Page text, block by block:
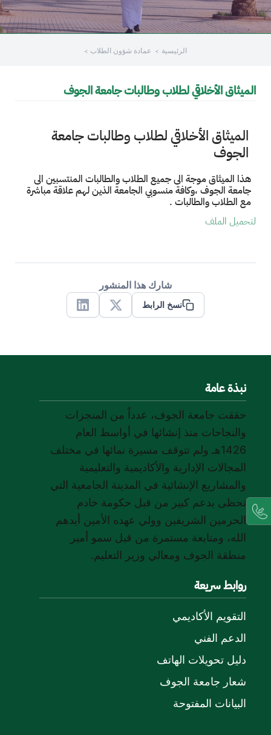
+
/".
screen
interact
with
الرئيسية عمادة شؤون الطلاب
الميثاق الأخلاقي لطلاب وطالبات جامعة الجوف
الميثاق الأخلاقي لطلاب وطالبات جامعة
الجوف
هذا الميثاق موجة الى جميع الطلاب والطالبات المنتسبين الى
جامعة الجوف ،وكافة منسوبي الجامعة الذين لهم علاقة مباشرة
مع الطلاب والطالبات .
لتحميل الملف
شارك هذا المنشور
نسخ الرابط
X
Linkedin
نبذة عامة
حققت جامعة الجوف، عدداً من المنجزات
والنجاحات منذ إنشائها في أواسط العام
1426هـ ولم تتوقف مسيرة نمائها في مختلف
المجالات الإدارية والأكاديمية والتعليمية
والمشاريع الإنشائية في المدينة الجامعية التي
تحظى بدعم كبير من قبل حكومة خادم
الحرمين الشريفين وولي عهده الأمين أيدهم
الله، ومتابعة مستمرة من قبل سمو أمير
منطقة الجوف ومعالي وزير التعليم.
روابط سريعة
التقويم الأكاديمي
الدعم الفني
دليل تحويلات الهاتف
شعار جامعة الجوف
البيانات المفتوحة